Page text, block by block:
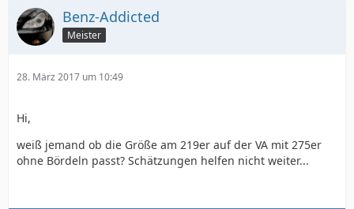
Benz-Addicted
Meister
28. März 2017 um 10:49
Hi,
weiß jemand ob die Größe am 219er auf der VA mit 275er
ohne Bördeln passt? Schätzungen helfen nicht weiter...